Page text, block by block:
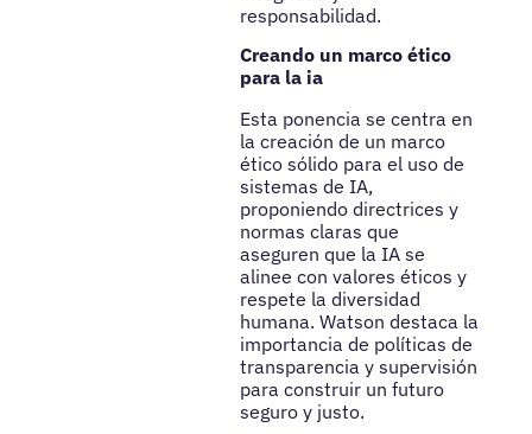
responsabilidad.
Creando un marco ético
para la ia
Esta ponencia se centra en
la creación de un marco
ético sólido para el uso de
sistemas de IA,
proponiendo directrices y
normas claras que
aseguren que la IA se
alinee con valores éticos y
respete la diversidad
humana. Watson destaca la
importancia de políticas de
transparencia y supervisión
para construir un futuro
seguro y justo.